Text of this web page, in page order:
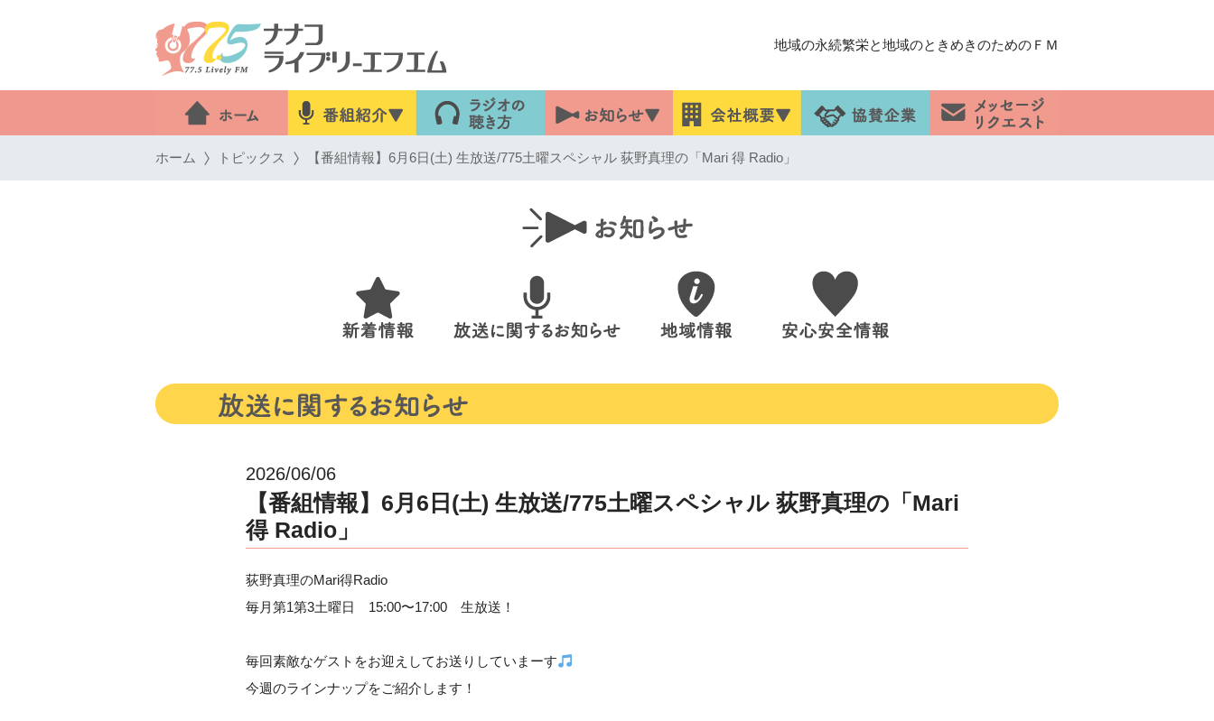
地域の永続繁栄と地域のときめきのためのＦＭ
ホーム トピックス 【番組情報】6月6日(土) 生放送/775土曜スペシャル 荻野真理の「Mari 得 Radio」
2026/06/06
【番組情報】6月6日(土) 生放送/775土曜スペシャル 荻野真理の「Mari
得 Radio」
荻野真理のMari得Radio
毎月第1第3土曜日 15:00〜17:00 生放送！
毎回素敵なゲストをお迎えしてお送りしていまーす
今週のラインナップをご紹介します！